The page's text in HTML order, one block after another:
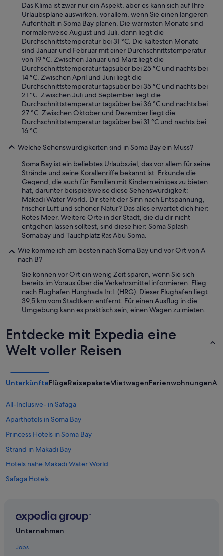
Das Klima ist zwar nur ein Aspekt, aber es kann sich auf Ihre
Urlaubspläne auswirken, vor allem, wenn Sie einen längeren
Aufenthalt in Soma Bay planen. Die wärmsten Monate sind
normalerweise August und Juli, dann liegt die
Durchschnittstemperatur bei 31 °C. Die kältesten Monate
sind Januar und Februar mit einer Durchschnittstemperatur
von 19 °C. Zwischen Januar und März liegt die
Durchschnittstemperatur tagsüber bei 25 °C und nachts bei
14 °C. Zwischen April und Juni liegt die
Durchschnittstemperatur tagsüber bei 35 °C und nachts bei
21 °C. Zwischen Juli und September liegt die
Durchschnittstemperatur tagsüber bei 36 °C und nachts bei
27 °C. Zwischen Oktober und Dezember liegt die
Durchschnittstemperatur tagsüber bei 31 °C und nachts bei
16 °C.
Welche Sehenswürdigkeiten sind in Soma Bay ein Muss?
Soma Bay ist ein beliebtes Urlaubsziel, das vor allem für seine
Strände und seine Korallenriffe bekannt ist. Erkunde die
Gegend, die auch für Familien mit Kindern einiges zu bieten
hat, darunter beispielsweise diese Sehenswürdigkeit:
Makadi Water World. Dir steht der Sinn nach Entspannung,
frischer Luft und schöner Natur? Das alles erwartet dich hier:
Rotes Meer. Weitere Orte in der Stadt, die du dir nicht
entgehen lassen solltest, sind diese hier: Soma Splash
Somabay und Tauchplatz Ras Abu Soma.
Wie komme ich am besten nach Soma Bay und vor Ort von A
nach B?
Sie können vor Ort ein wenig Zeit sparen, wenn Sie sich
bereits im Voraus über die Verkehrsmittel informieren. Flieg
nach Flughafen Hurghada Intl. (HRG). Dieser Flughafen liegt
39,5 km vom Stadtkern entfernt. Für einen Ausflug in die
Umgebung kann es praktisch sein, einen Wagen zu mieten.
Entdecke mit Expedia eine
Welt voller Reisen
UnterkünfteFlügeReisepaketeMietwagenFerienwohnungen
All-Inclusive- in Safaga
Aparthotels in Soma Bay
Princess Hotels in Soma Bay
Strand in Makadi Bay
Hotels nahe Makadi Water World
Safaga Hotels
Red Sea Hotels in Safaga
Unternehmen
Jobs